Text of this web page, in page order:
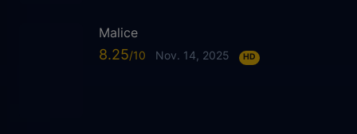
Malice
8.25 Nov. 14, 2025 HD